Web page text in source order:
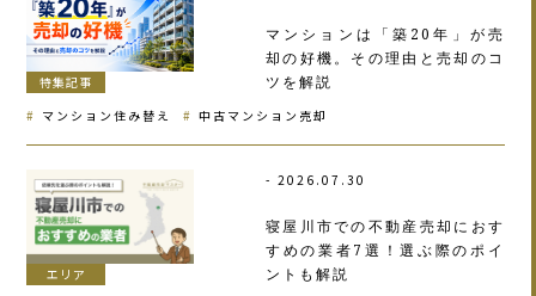
特集記事
マンションは「築20年」が売
却の好機。その理由と売却のコ
ツを解説
マンション住み替え 中古マンション売却
エリア
2026.07.30
寝屋川市での不動産売却におす
すめの業者7選！選ぶ際のポイ
ントも解説